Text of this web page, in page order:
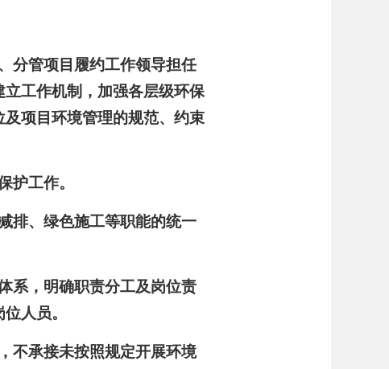
分管项目履约工作领导担任
工作机制，加强各层级环保
项目环境管理的规范、约束
护工作。
排、绿色施工等职能的统一
系，明确职责分工及岗位责
人员。
不承接未按照规定开展环境